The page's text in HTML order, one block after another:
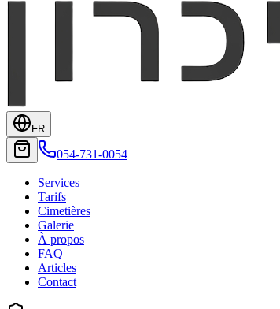
FR
054-731-0054
Services
Tarifs
Cimetières
Galerie
À propos
FAQ
Articles
Contact